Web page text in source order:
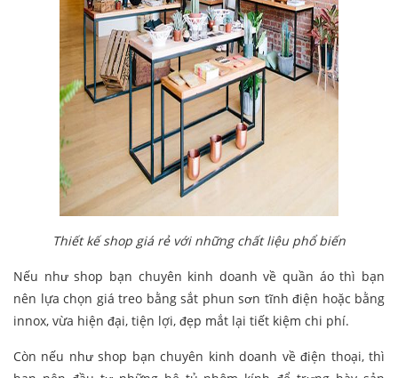
Thiết kế shop giá rẻ với những chất liệu phổ biến
Nếu như shop bạn chuyên kinh doanh về quần áo thì bạn
nên lựa chọn giá treo bằng sắt phun sơn tĩnh điện hoặc bằng
innox, vừa hiện đại, tiện lợi, đẹp mắt lại tiết kiệm chi phí.
Còn nếu như shop bạn chuyên kinh doanh về điện thoại, thì